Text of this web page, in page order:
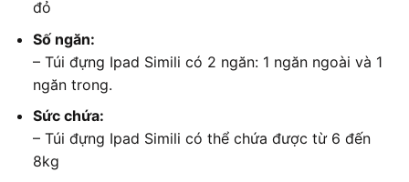
đỏ
Số ngăn:
– Túi đựng Ipad Simili có 2 ngăn: 1 ngăn ngoài và 1
ngăn trong.
Sức chứa:
– Túi đựng Ipad Simili có thể chứa được từ 6 đến
8kg